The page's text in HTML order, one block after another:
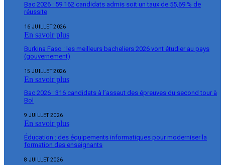
Bac 2026 : 59 162 candidats admis soit un taux de 55,69 % de
réussite
16 JUILLET 2026
En savoir plus
Burkina Faso : les meilleurs bacheliers 2026 vont étudier au pays
(gouvernement)
15 JUILLET 2026
En savoir plus
Bac 2026 : 316 candidats à l’assaut des épreuves du second tour à
Bol
9 JUILLET 2026
En savoir plus
Éducation : des équipements informatiques pour moderniser la
formation des enseignants
8 JUILLET 2026